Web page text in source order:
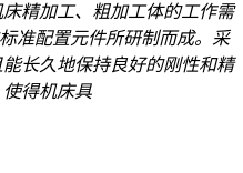
精加工、粗加工体的工作需
准配置元件所研制而成。采
长久地保持良好的刚性和精
得机床具